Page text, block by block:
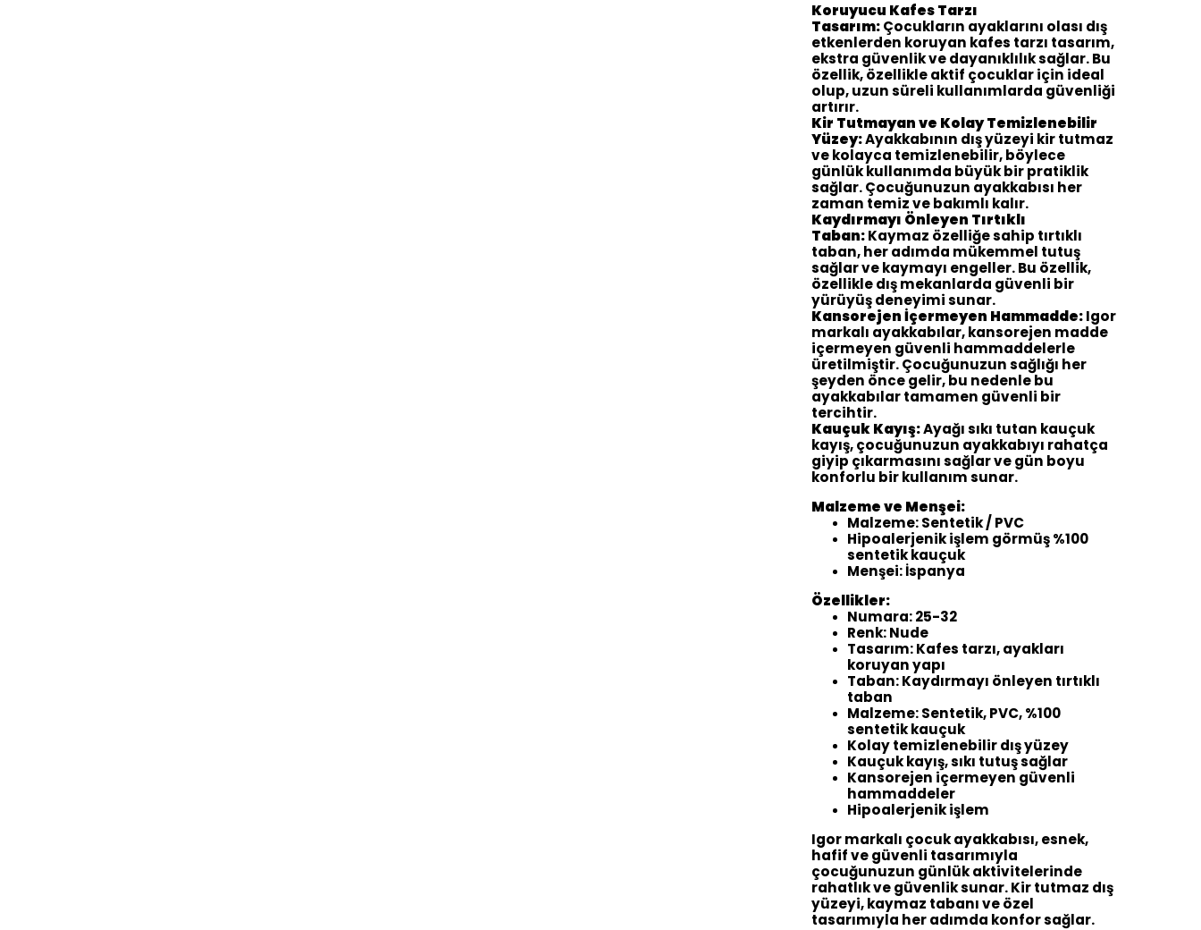
Koruyucu Kafes Tarzı
Tasarım:Çocukların ayaklarını olası dış
etkenlerden koruyan kafes tarzı tasarım,
ekstra güvenlik ve dayanıklılık sağlar. Bu
özellik, özellikle aktif çocuklar için ideal
olup, uzun süreli kullanımlarda güvenliği
artırır.
Kir Tutmayan ve Kolay Temizlenebilir
Yüzey:Ayakkabının dış yüzeyi kir tutmaz
ve kolayca temizlenebilir, böylece
günlük kullanımda büyük bir pratiklik
sağlar. Çocuğunuzun ayakkabısı her
zaman temiz ve bakımlı kalır.
Kaydırmayı Önleyen Tırtıklı
Taban:Kaymaz özelliğe sahip tırtıklı
taban, her adımda mükemmel tutuş
sağlar ve kaymayı engeller. Bu özellik,
özellikle dış mekanlarda güvenli bir
yürüyüş deneyimi sunar.
Kansorejen İçermeyen Hammadde:Igor
markalı ayakkabılar, kansorejen madde
içermeyen güvenli hammaddelerle
üretilmiştir. Çocuğunuzun sağlığı her
şeyden önce gelir, bu nedenle bu
ayakkabılar tamamen güvenli bir
tercihtir.
Kauçuk Kayış:Ayağı sıkı tutan kauçuk
kayış, çocuğunuzun ayakkabıyı rahatça
giyip çıkarmasını sağlar ve gün boyu
konforlu bir kullanım sunar.
Malzeme ve Menşei:
Malzeme: Sentetik / PVC
Hipoalerjenik işlem görmüş %100
sentetik kauçuk
Menşei: İspanya
Özellikler:
Numara: 25-32
Renk: Nude
Tasarım: Kafes tarzı, ayakları
koruyan yapı
Taban: Kaydırmayı önleyen tırtıklı
taban
Malzeme: Sentetik, PVC, %100
sentetik kauçuk
Kolay temizlenebilir dış yüzey
Kauçuk kayış, sıkı tutuş sağlar
Kansorejen içermeyen güvenli
hammaddeler
Hipoalerjenik işlem
Igor markalı çocuk ayakkabısı, esnek,
hafif ve güvenli tasarımıyla
çocuğunuzun günlük aktivitelerinde
rahatlık ve güvenlik sunar. Kir tutmaz dış
yüzeyi, kaymaz tabanı ve özel
tasarımıyla her adımda konfor sağlar.